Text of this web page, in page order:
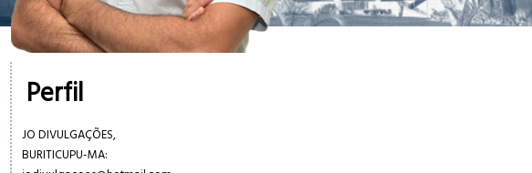
Perfil
JO DIVULGAÇÕES,
BURITICUPU-MA: